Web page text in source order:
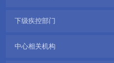
下级疾控部门
中心相关机构